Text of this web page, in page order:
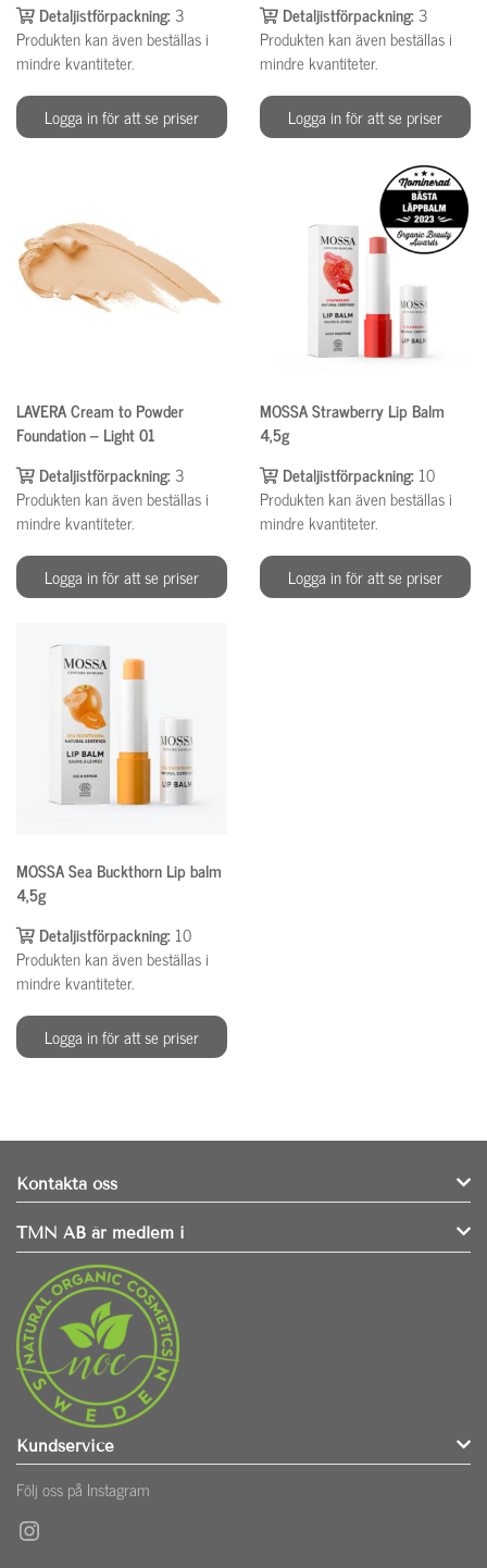
Detaljistförpackning:3
Produkten kan även beställas i
mindre kvantiteter.
Logga in för att se priser
Detaljistförpackning:3
Produkten kan även beställas i
mindre kvantiteter.
Logga in för att se priser
LAVERA Cream to Powder
Foundation – Light 01
Detaljistförpackning:3
Produkten kan även beställas i
mindre kvantiteter.
Logga in för att se priser
MOSSA Strawberry Lip Balm
4,5g
Detaljistförpackning: 10
Produkten kan även beställas i
mindre kvantiteter.
Logga in för att se priser
MOSSA Sea Buckthorn Lip balm
4,5g
Detaljistförpackning: 10
Produkten kan även beställas i
mindre kvantiteter.
Logga in för att se priser
Kontakta oss
TMN AB är medlem i
Kundservice
Följ oss på Instagram
Instagram